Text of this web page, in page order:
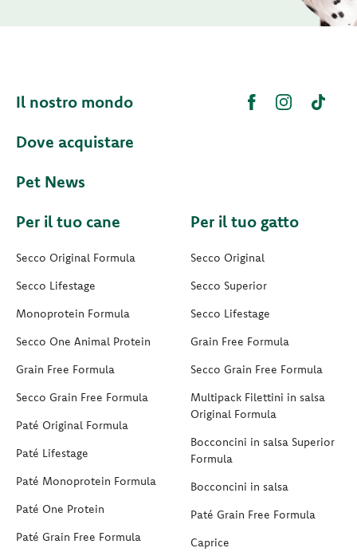
Il nostro mondo
Dove acquistare
Pet News
Per il tuo cane
Secco Original Formula
Secco Lifestage
Monoprotein Formula
Secco One Animal Protein
Grain Free Formula
Secco Grain Free Formula
Paté Original Formula
Paté Lifestage
Paté Monoprotein Formula
Paté One Protein
Paté Grain Free Formula
Per il tuo gatto
Secco Original
Secco Superior
Secco Lifestage
Grain Free Formula
Secco Grain Free Formula
Multipack Filettini in salsa
Original Formula
Bocconcini in salsa Superior
Formula
Bocconcini in salsa
Paté Grain Free Formula
Caprice